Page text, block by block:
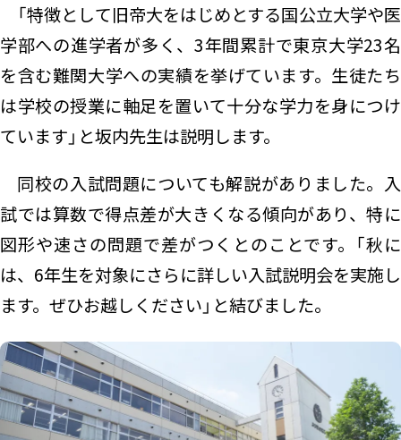
「特徴として旧帝大をはじめとする国公立大学や医
学部への進学者が多く、3年間累計で東京大学23名
を含む難関大学への実績を挙げています。生徒たち
は学校の授業に軸足を置いて十分な学力を身につけ
ています」と坂内先生は説明します。
同校の入試問題についても解説がありました。入
試では算数で得点差が大きくなる傾向があり、特に
図形や速さの問題で差がつくとのことです。「秋に
は、6年生を対象にさらに詳しい入試説明会を実施し
ます。ぜひお越しください」と結びました。